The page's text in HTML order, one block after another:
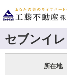
セブンイ
所在地